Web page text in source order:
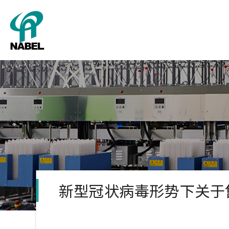
公司概
包裝
新型冠状病毒形势下关